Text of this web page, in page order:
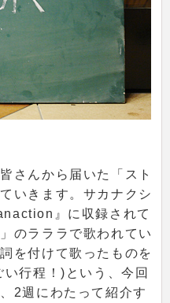
さんから届いた「スト
いきます。サカナクシ
』に収録されて
のラララで歌われてい
を付けて歌ったものを
行程！)という、今回
2週にわたって紹介す